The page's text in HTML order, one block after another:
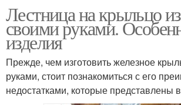
Лестница на крыльцо
своими руками.
изделия
Прежде, чем изготовить железное
руками, стоит познакомиться с его
недостатками, которые представлены